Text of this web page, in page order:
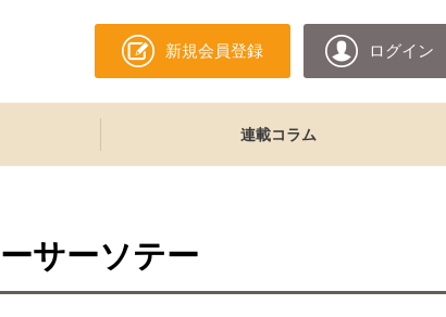
新規会員登録 ログイン
連載コラム
サーソテー